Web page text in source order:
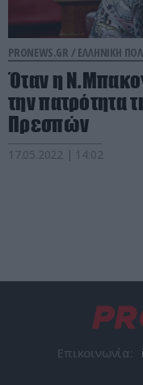
PRONEWS.GR / ΕΛΛΗΝΙΚΗ
Όταν η
την πατρότητα
Πρεσπών
17.05.2022 | 14:02
Επικοινωνία: